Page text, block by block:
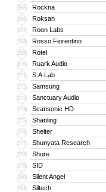
265 Rockna
266 Roksan
267 Roon Labs
268 Rosso Fiorentino
269 Rotel
270 Ruark Audio
271 S.A.Lab
272 Samsung
273 Sanctuary Audio
274 Scansonic HD
275 Shanling
276 Shelter
277 Shunyata Research
278 Shure
279 SID
280 Silent Angel
281 Siltech